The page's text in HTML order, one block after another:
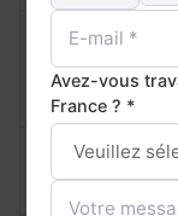
Blue chip
Market
capitalisation
Avez-vous
France ? *